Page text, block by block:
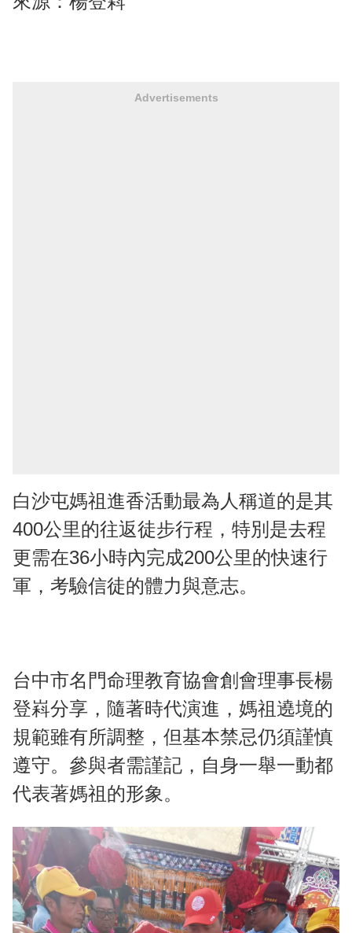
Advertisements
白沙屯媽祖進香活動最為人稱道的是其
400公里的往返徒步行程，特別是去程
更需在36小時內完成200公里的快速行
軍，考驗信徒的體力與意志。
台中市名門命理教育協會創會理事長楊
登嵙分享，隨著時代演進，媽祖遶境的
規範雖有所調整，但基本禁忌仍須謹慎
遵守。參與者需謹記，自身一舉一動都
代表著媽祖的形象。